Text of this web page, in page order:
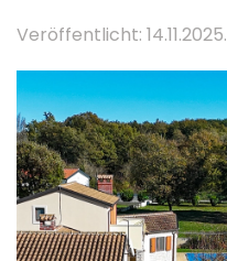
Veröffentlicht: 14.11.2025.